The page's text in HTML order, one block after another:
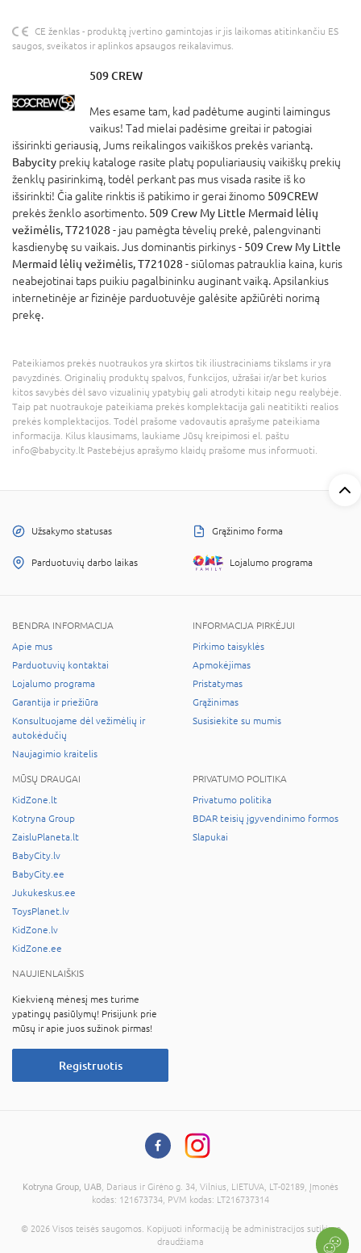
CE ženklas - produktą įvertino gamintojas ir jis laikomas atitinkančiu ES
saugos, sveikatos ir aplinkos apsaugos reikalavimus.
509 CREW
Mes esame tam, kad padėtume auginti laimingus
vaikus! Tad mielai padėsime greitai ir patogiai
išsirinkti geriausią, Jums reikalingos vaikiškos prekės variantą.
Babycity prekių kataloge rasite platų populiariausių vaikiškų prekių
ženklų pasirinkimą, todėl perkant pas mus visada rasite iš ko
išsirinkti! Čia galite rinktis iš patikimo ir gerai žinomo 509CREW
prekės ženklo asortimento. 509 Crew My Little Mermaid lėlių
vežimėlis, T721028 - jau pamėgta tėvelių prekė, palengvinanti
kasdienybę su vaikais. Jus dominantis pirkinys - 509 Crew My Little
Mermaid lėlių vežimėlis, T721028 - siūlomas patrauklia kaina, kuris
neabejotinai taps puikiu pagalbininku auginant vaiką. Apsilankius
internetinėje ar fizinėje parduotuvėje galėsite apžiūrėti norimą
prekę.
Pateikiamos prekės nuotraukos yra skirtos tik iliustraciniams tikslams ir yra
pavyzdinės. Originalių produktų spalvos, funkcijos, užrašai ir/ar bet kurios
kitos savybės dėl savo vizualinių ypatybių gali atrodyti kitaip negu realybėje.
Taip pat nuotraukoje pateikiama prekės komplektacija gali neatitikti realios
prekės komplektacijos. Todėl prašome vadovautis aprašyme pateikiama
informacija. Kilus klausimams, laukiame Jūsų kreipimosi el. paštu
info@babycity.lt Pastebėjus aprašymo klaidų prašome mus informuoti.
Užsakymo statusas Grąžinimo forma
Parduotuvių darbo laikas Lojalumo programa
BENDRA INFORMACIJA
Apie mus
Parduotuvių kontaktai
Lojalumo programa
Garantija ir priežiūra
Konsultuojame dėl vežimėlių ir
autokėdučių
Naujagimio kraitelis
INFORMACIJA PIRKĖJUI
Pirkimo taisyklės
Apmokėjimas
Pristatymas
Grąžinimas
Susisiekite su mumis
MŪSŲ DRAUGAI
KidZone.lt
Kotryna Group
ZaisluPlaneta.lt
BabyCity.lv
BabyCity.ee
Jukukeskus.ee
ToysPlanet.lv
KidZone.lv
KidZone.ee
PRIVATUMO POLITIKA
Privatumo politika
BDAR teisių įgyvendinimo formos
Slapukai
NAUJIENLAIŠKIS
Kiekvieną mėnesį mes turime
ypatingų pasiūlymų! Prisijunk prie
mūsų ir apie juos sužinok pirmas!
Registruotis
Kotryna Group, UAB , Dariaus ir Girėno g. 34, Vilnius, LIETUVA, LT-02189, Įmonės
kodas: 121673734, PVM kodas: LT216737314
© 2026 Visos teisės saugomos. Kopijuoti informaciją be administracijos sutikimo
draudžiama